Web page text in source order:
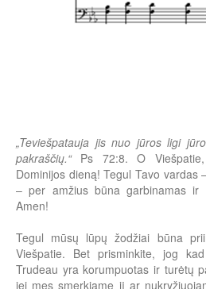
„Teviešpatauja jis nuo jūros ligi
pakraščių.“Ps 72:8. O Viešpatie,
Dominijos dieną! Tegul Tavo vardas
– per amžius būna garbinamas ir
Amen!
Tegul mūsų lūpų žodžiai būna
Viešpatie. Bet prisminkite, jog
Trudeau yra korumpuotas ir turėtų
jei mes smerkiame jį ar